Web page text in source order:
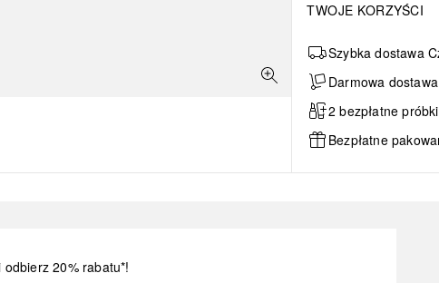
TWOJE KORZYŚCI
Szybka dostawa
Darmowa
2 bezpłatne
Bezpłatne
20% rabatu*!